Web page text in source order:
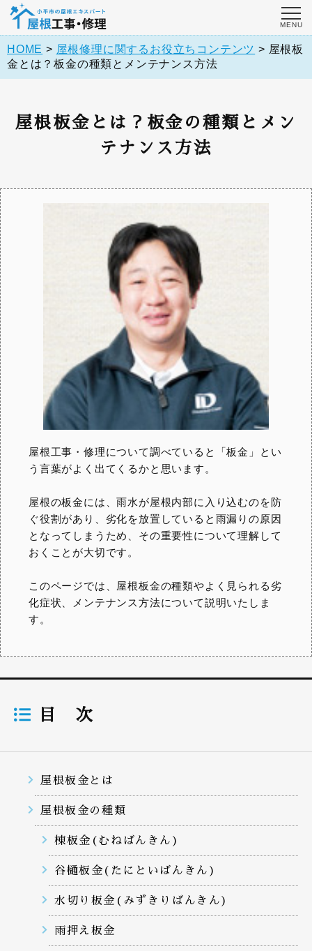
HOME > 屋根修理に関するお役立ちコンテンツ > 屋根板
金とは？板金の種類とメンテナンス方法
屋根板金とは？板金の種類とメン
テナンス方法
屋根工事・修理について調べていると「板金」とい
う言葉がよく出てくるかと思います。
屋根の板金には、雨水が屋根内部に入り込むのを防
ぐ役割があり、劣化を放置していると雨漏りの原因
となってしまうため、その重要性について理解して
おくことが大切です。
このページでは、屋根板金の種類やよく見られる劣
化症状、メンテナンス方法について説明いたしま
す。
目 次
屋根板金とは
屋根板金の種類
棟板金(むねばんきん)
谷樋板金(たにといばんきん)
水切り板金(みずきりばんきん)
雨押え板金